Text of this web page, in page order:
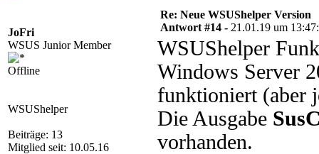
JoFri
WSUS Junior Member
Offline
WSUShelper
Beiträge: 13
Mitglied seit: 10.05.16
Re: Neue WSUShelper Version
Antwort #14 - 21.01.19 um
WSUShelper
Windows Server
funktioniert (aber
Die Ausgabe
vorhanden.